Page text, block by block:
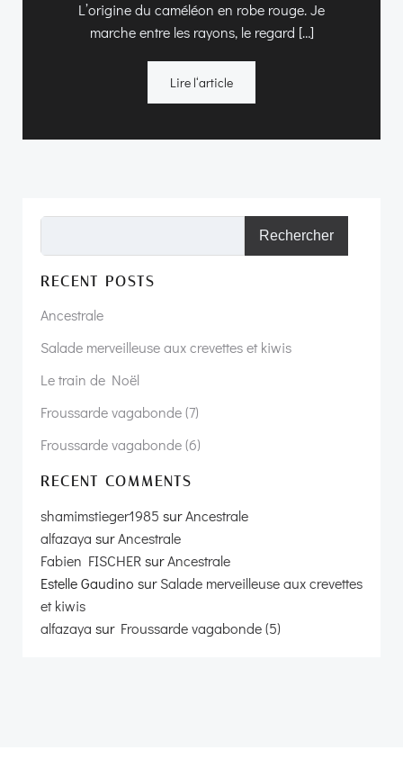
L’origine du caméléon en robe rouge. Je
marche entre les rayons, le regard […]
Lire l‘article
Rechercher
RECENT POSTS
Ancestrale
Salade merveilleuse aux crevettes et kiwis
Le train de Noël
Froussarde vagabonde (7)
Froussarde vagabonde (6)
RECENT COMMENTS
shamimstieger1985 surAncestrale
alfazaya surAncestrale
Fabien FISCHERsurAncestrale
Estelle Gaudino surSalade merveilleuse aux crevettes
et kiwis
alfazaya sur Froussarde vagabonde (5)